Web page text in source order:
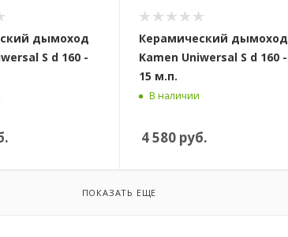
дымоход
S d 160 -
Керамический дымоход
Kamen Uniwersal S d 160 -
15 м.п.
В наличии
4 580руб.
ПОКАЗАТЬ ЕЩЕ